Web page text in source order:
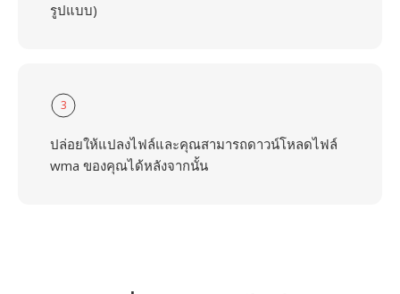
รูปแบบ)
3
ปล่อยให้แปลงไฟล์และคุณสามารถดาวน์โหลดไฟล์
wma ของคุณได้หลังจากนั้น